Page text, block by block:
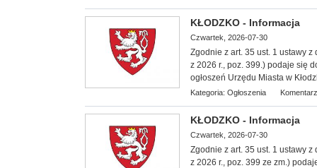
KŁODZKO - Informacja
Czwartek, 2026-07-30
Zgodnie z art. 35 ust. 1 ustawy
z 2026 r., poz. 399.) podaje się
ogłoszeń Urzędu Miasta w
Kategoria: Ogłoszenia
KŁODZKO - Informacja
Czwartek, 2026-07-30
Zgodnie z art. 35 ust. 1 ustawy
z 2026 r., poz. 399 ze zm.)